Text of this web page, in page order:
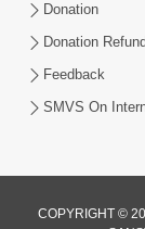
Apr 28, 2023
Donation
Donation
Feedback
SMVS On
COPYRIGHT ©